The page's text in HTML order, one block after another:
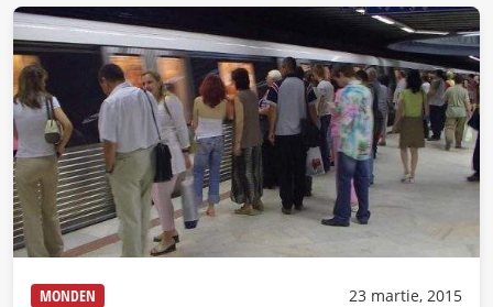
MONDEN 23 martie, 2015